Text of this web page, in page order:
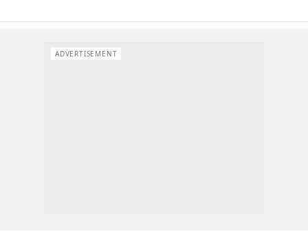
ADVERTISEMENT